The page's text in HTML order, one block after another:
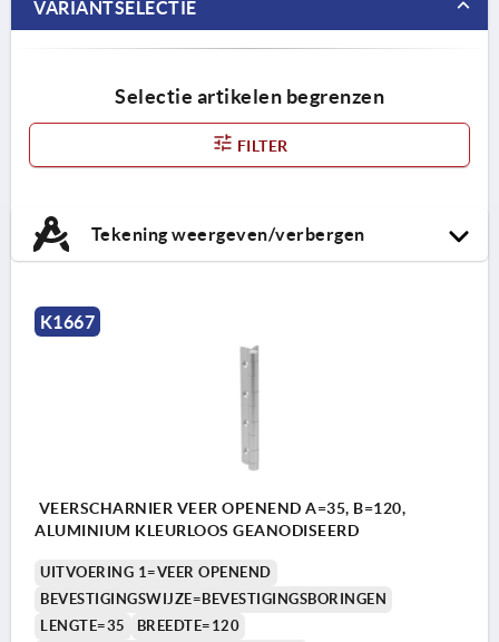
VARIANTSELECTIE
Selectie artikelen begrenzen
FILTER
Tekening weergeven/verbergen
K1667
VEERSCHARNIER VEER OPENEND A=35, B=120,
ALUMINIUM KLEURLOOS GEANODISEERD
UITVOERING 1=VEER OPENEND
BEVESTIGINGSWIJZE=BEVESTIGINGSBORINGEN
LENGTE=35
BREEDTE=120